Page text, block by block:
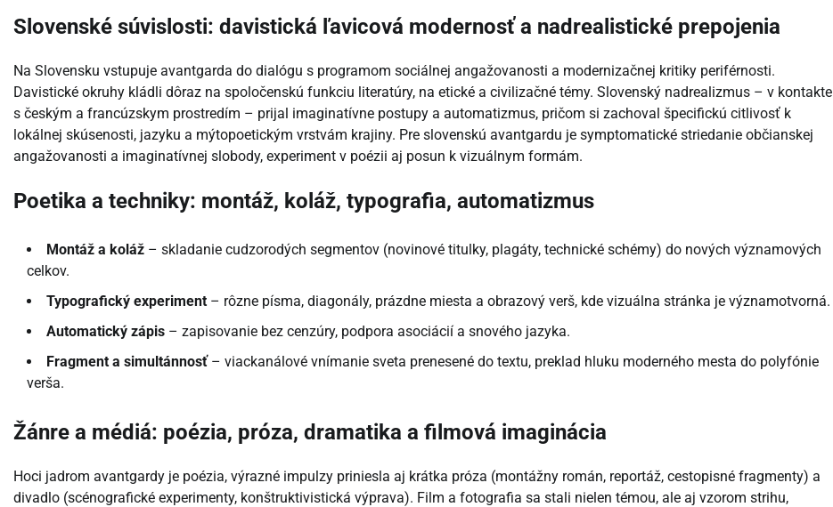
Slovenské súvislosti: davistická ľavicová modernosť a nadrealistické prepojenia
Na Slovensku vstupuje avantgarda do dialógu s programom sociálnej angažovanosti a modernizačnej kritiky periférnosti.
Davistické okruhy kládli dôraz na spoločenskú funkciu literatúry, na etické a civilizačné témy. Slovenský nadrealizmus – v kontakte
s českým a francúzskym prostredím – prijal imaginatívne postupy a automatizmus, pričom si zachoval špecifickú citlivosť k
lokálnej skúsenosti, jazyku a mýtopoetickým vrstvám krajiny. Pre slovenskú avantgardu je symptomatické striedanie občianskej
angažovanosti a imaginatívnej slobody, experiment v poézii aj posun k vizuálnym formám.
Poetika a techniky: montáž, koláž, typografia, automatizmus
Montáž a koláž – skladanie cudzorodých segmentov (novinové titulky, plagáty, technické schémy) do nových významových
celkov.
Typografický experiment – rôzne písma, diagonály, prázdne miesta a obrazový verš, kde vizuálna stránka je významotvorná.
Automatický zápis – zapisovanie bez cenzúry, podpora asociácií a snového jazyka.
Fragment a simultánnosť– viackanálové vnímanie sveta prenesené do textu, preklad hluku moderného mesta do polyfónie
verša.
Žánre a médiá: poézia, próza, dramatika a filmová imaginácia
Hoci jadrom avantgardy je poézia, výrazné impulzy priniesla aj krátka próza (montážny román, reportáž, cestopisné fragmenty) a
divadlo (scénografické experimenty, konštruktivistická výprava). Film a fotografia sa stali nielen témou, ale aj vzorom strihu,